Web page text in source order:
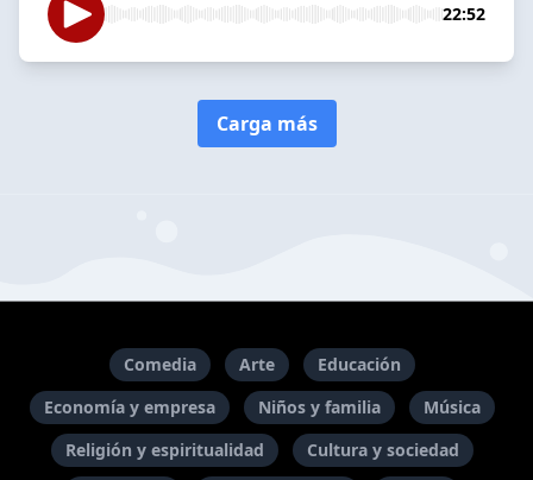
22:52
Carga más
Comedia Arte
Educación
Economía y empresa
Niños y familia
Música
Religión y espiritualidad
Cultura y sociedad